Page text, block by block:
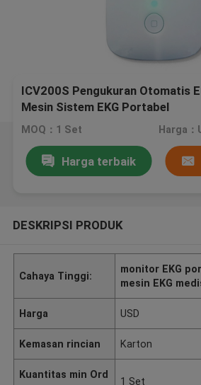
ICV200S Pengukuran Otomatis
Mesin Sistem EKG Portabel
MOQ：1 Set Harga：
Harga terbaik
DESKRIPSI PRODUK
Cahaya Tinggi:
monitor EKG
mesin EKG
Harga USD
Kemasan rincian Karton
Kuantitas min Ord
1 Set